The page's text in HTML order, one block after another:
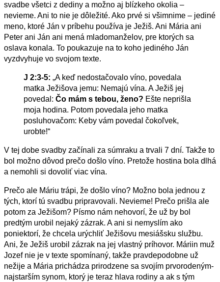
svadbe všetci z dediny a možno aj blízkeho okolia –
nevieme. Ani to nie je dôležité. Ako prvé si všimnime – jediné
meno, ktoré Ján v príbehu používa je Ježiš. Ani Mária ani
Peter ani Ján ani mená mladomanželov, pre ktorých sa
oslava konala. To poukazuje na to koho jediného Ján
vyzdvyhuje vo svojom texte.
J 2:3-5: „A keď nedostačovalo víno, povedala
matka Ježišova jemu: Nemajú vína. A Ježiš jej
povedal: Čo mám s tebou, ženo? Ešte neprišla
moja hodina. Potom povedala jeho matka
posluhovačom: Keby vám povedal čokoľvek,
urobte!“
V tej dobe svadby začínali za súmraku a trvali 7 dní. Takže to
bol možno dôvod prečo došlo víno. Pretože hostina bola dlhá
a nemohli si dovoliť viac vína.
Prečo ale Máriu trápi, že došlo víno? Možno bola jednou z
tých, ktorí tú svadbu pripravovali. Nevieme! Prečo prišla ale
potom za Ježišom? Písmo nám nehovorí, že už by bol
predtým urobil nejaký zázrak. A ani si nemyslím ako
poniektorí, že chcela urýchliť Ježišovu mesiášsku službu.
Ani, že Ježiš urobil zázrak na jej vlastný príhovor. Máriin muž
Jozef nie je v texte spomínaný, takže pravdepodobne už
nežije a Mária prichádza prirodzene sa svojím prvorodeným-
najstarším synom, ktorý je teraz hlava rodiny a ak s tým